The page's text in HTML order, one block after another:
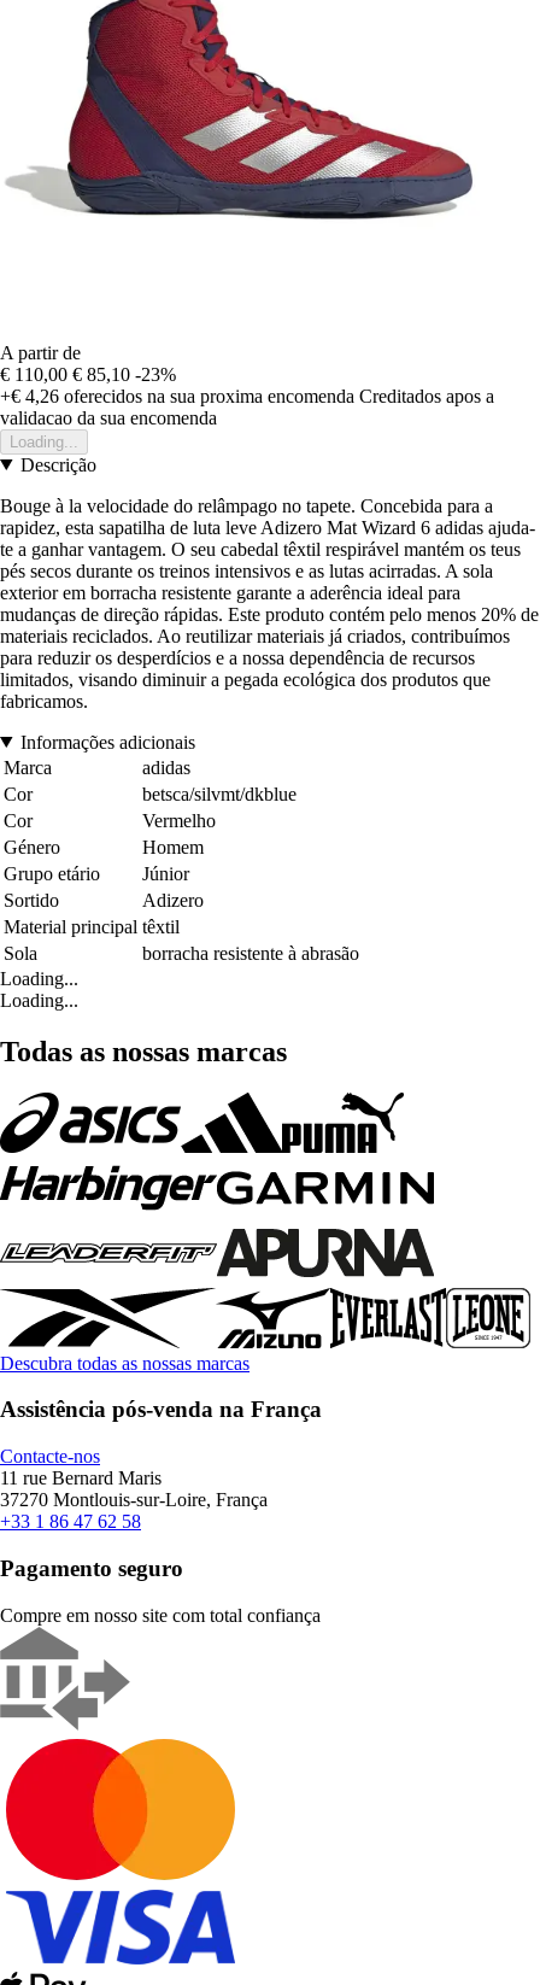
A partir de
€ 110,00 € 85,10 -23%
+€ 4,26 oferecidos na sua proxima encomenda Creditados apos a
validacao da sua encomenda
Loading...
Descrição
Bouge à la velocidade do relâmpago no tapete. Concebida para a
rapidez, esta sapatilha de luta leve Adizero Mat Wizard 6 adidas ajuda-
te a ganhar vantagem. O seu cabedal têxtil respirável mantém os teus
pés secos durante os treinos intensivos e as lutas acirradas. A sola
exterior em borracha resistente garante a aderência ideal para
mudanças de direção rápidas. Este produto contém pelo menos 20% de
materiais reciclados. Ao reutilizar materiais já criados, contribuímos
para reduzir os desperdícios e a nossa dependência de recursos
limitados, visando diminuir a pegada ecológica dos produtos que
fabricamos.
Informações adicionais
Marca
adidas
Cor
betsca/silvmt/dkblue
Cor
Vermelho
Género
Homem
Grupo etário
Júnior
Sortido
Adizero
Material principal têxtil
Sola
borracha resistente à abrasão
Loading...
Loading...
Todas as nossas marcas
Descubra todas as nossas marcas
Assistência pós-venda na França
Contacte-nos
11 rue Bernard Maris
37270 Montlouis-sur-Loire, França
+33 1 86 47 62 58
Pagamento seguro
Compre em nosso site com total confiança